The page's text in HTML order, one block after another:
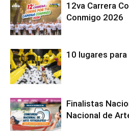
12va Carrera
Conmigo 2026
10 lugares
Finalistas
Nacional de